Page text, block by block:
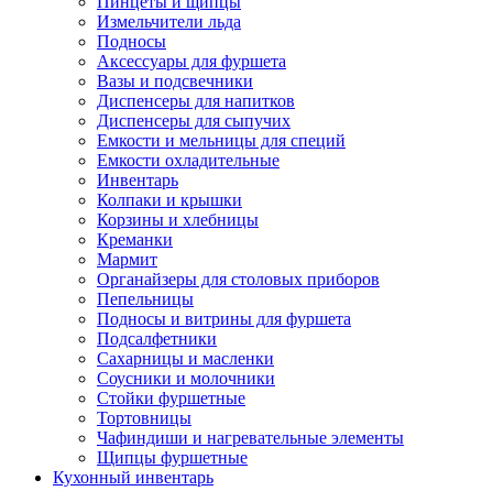
Измельчители льда
Подносы
Аксессуары для фуршета
Вазы и подсвечники
Диспенсеры для напитков
Диспенсеры для сыпучих
Емкости и мельницы для специй
Емкости охладительные
Инвентарь
Колпаки и крышки
Корзины и хлебницы
Креманки
Мармит
Органайзеры для столовых приборов
Пепельницы
Подносы и витрины для фуршета
Подсалфетники
Сахарницы и масленки
Соусники и молочники
Стойки фуршетные
Тортовницы
Чафиндиши и нагревательные элементы
Щипцы фуршетные
Кухонный инвентарь